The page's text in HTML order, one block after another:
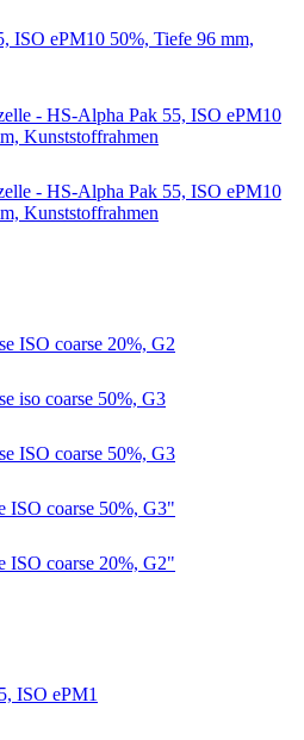
ISO ePM10 50%, Tiefe 96 mm,
- HS-Alpha Pak 55, ISO ePM10
Kunststoffrahmen
- HS-Alpha Pak 55, ISO ePM10
Kunststoffrahmen
ISO coarse 20%, G2
iso coarse 50%, G3
ISO coarse 50%, G3
ISO coarse 50%, G3"
ISO coarse 20%, G2"
ISO ePM1